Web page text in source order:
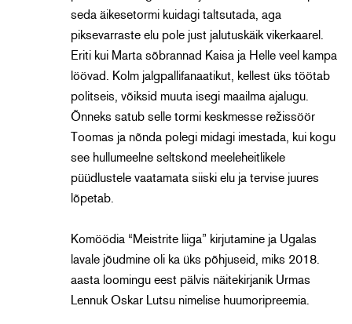
seda äikesetormi kuidagi taltsutada, aga
piksevarraste elu pole just jalutuskäik vikerkaarel.
Eriti kui Marta sõbrannad Kaisa ja Helle veel kampa
löövad. Kolm jalgpallifanaatikut, kellest üks töötab
politseis, võiksid muuta isegi maailma ajalugu.
Õnneks satub selle tormi keskmesse režissöör
Toomas ja nõnda polegi midagi imestada, kui kogu
see hullumeelne seltskond meeleheitlikele
püüdlustele vaatamata siiski elu ja tervise juures
lõpetab.
Komöödia “Meistrite liiga” kirjutamine ja Ugalas
lavale jõudmine oli ka üks põhjuseid, miks 2018.
aasta loomingu eest pälvis näitekirjanik Urmas
Lennuk Oskar Lutsu nimelise huumoripreemia.